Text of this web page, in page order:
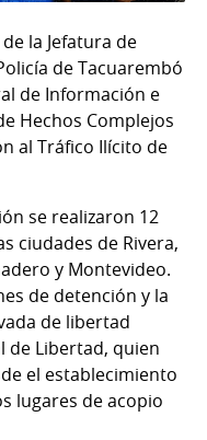
la Jefatura de
de Tacuarembó
de Información e
Hechos Complejos
al Tráfico Ilícito de
se realizaron 12
ciudades de Rivera,
y Montevideo.
de detención y la
de libertad
de Libertad, quien
el establecimiento
lugares de acopio